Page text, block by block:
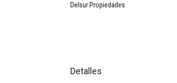
Delsur Propiedades
Detalles